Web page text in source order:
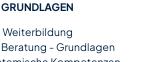
Weiterbildung
- Grundlagen